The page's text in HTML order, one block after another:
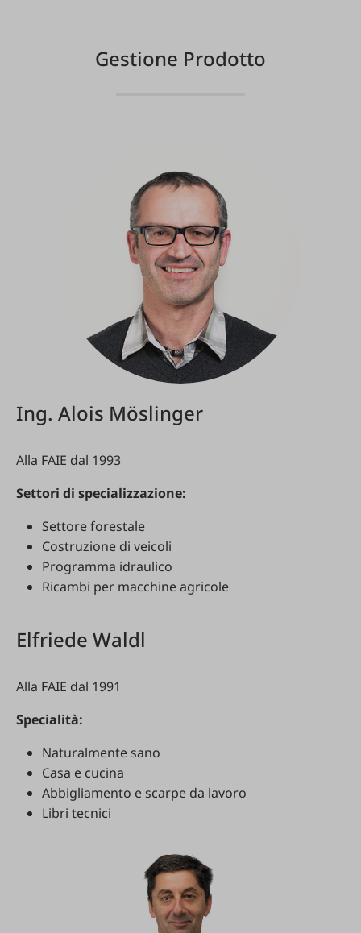
Gestione Prodotto
Ing. Alois Möslinger
Alla FAIE dal 1993
Settori di specializzazione:
Settore forestale
Costruzione di veicoli
Programma idraulico
Ricambi per macchine agricole
Elfriede Waldl
Alla FAIE dal 1991
Specialità:
Naturalmente sano
Casa e cucina
Abbigliamento e scarpe da lavoro
Libri tecnici